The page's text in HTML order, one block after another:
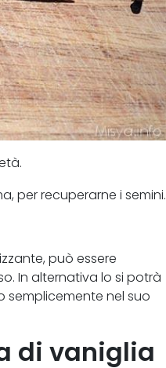
per recuperarne i semini.
può essere
In alternativa lo si potrà
semplicemente nel suo
di vaniglia